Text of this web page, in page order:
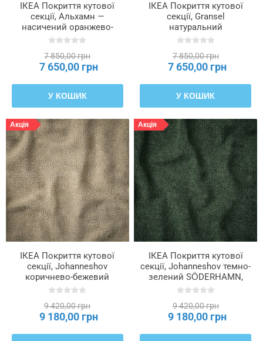
ІКЕА Покриття кутової
секції, Альхамн —
насичений оранжево-
червоний SÖDERHAMN,
7 850,00 грн
7 650,00 грн
У КОШИК
ІКЕА Покриття кутової
секції, Gransel
натуральний
SÖDERHAMN, 406.302.62
7 850,00 грн
7 650,00 грн
У КОШИК
Акція
ІКЕА Покриття кутової
секції, Johanneshov
коричнево-бежевий
SÖDERHAMN, 506.294.04
9 420,00 грн
9 180,00 грн
Акція
ІКЕА Покриття кутової
секції, Johanneshov темно-
зелений SÖDERHAMN,
806.294.12
9 420,00 грн
9 180,00 грн